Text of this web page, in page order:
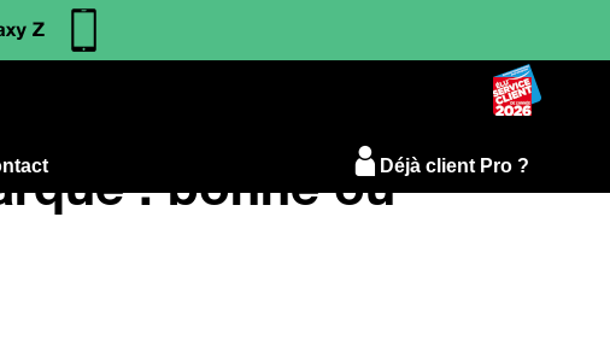
Déjà client Pro ?
: bonne ou